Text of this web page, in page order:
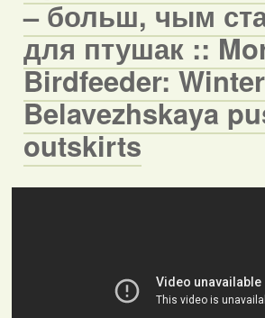
– больш, чым
для птушак ::
Birdfeeder:
Belavezhskaya
outskirts